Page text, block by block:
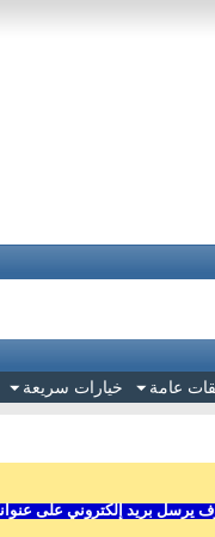
عامة خيارات سريعة
يرسل بريد إلكتروني على